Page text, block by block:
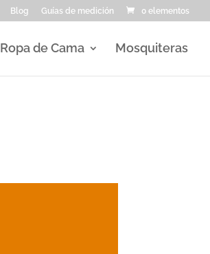
Blog Guías de medición 0 elementos
Ropa de Cama Mosquiteras